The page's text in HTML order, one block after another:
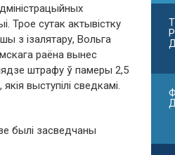
Трое сутак актывістку
з ізалятару, Вольга
раёна вынес
штрафу ў памеры 2,5
выступілі сведкамі.
былі засведчаны